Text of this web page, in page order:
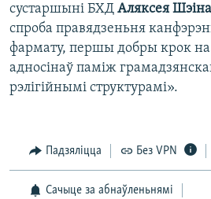
сустаршыні БХД Аляксея Шэіна
спроба правядзеньня
фармату, першы добры крок
адносінаў паміж
рэлігійнымі структурамі».
Падзяліцца Без VPN
Сачыце за абнаўленьнямі